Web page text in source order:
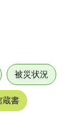
被災状況
蔵書